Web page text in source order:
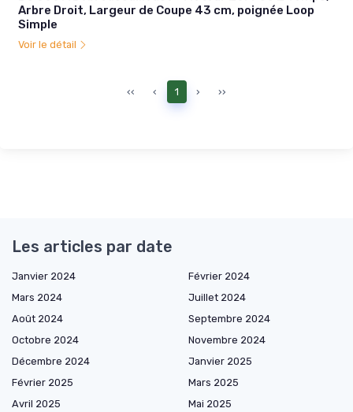
Arbre Droit, Largeur de Coupe 43 cm, poignée Loop
Simple
Voir le détail
‹‹ ‹ 1 › ››
Les articles par date
Janvier 2024
Février 2024
Mars 2024
Juillet 2024
Août 2024
Septembre 2024
Octobre 2024
Novembre 2024
Décembre 2024
Janvier 2025
Février 2025
Mars 2025
Avril 2025
Mai 2025